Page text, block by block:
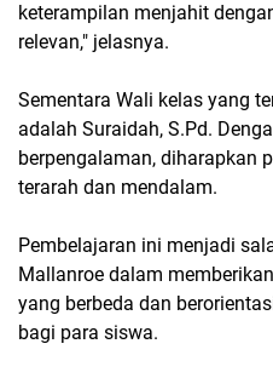
keterampilan menjahit
relevan," jelasnya.
Sementara Wali kelas yang
adalah Suraidah, S.Pd.
berpengalaman, diharapkan
terarah dan mendalam.
Pembelajaran ini menjadi
Mallanroe dalam
yang berbeda dan
bagi para siswa.